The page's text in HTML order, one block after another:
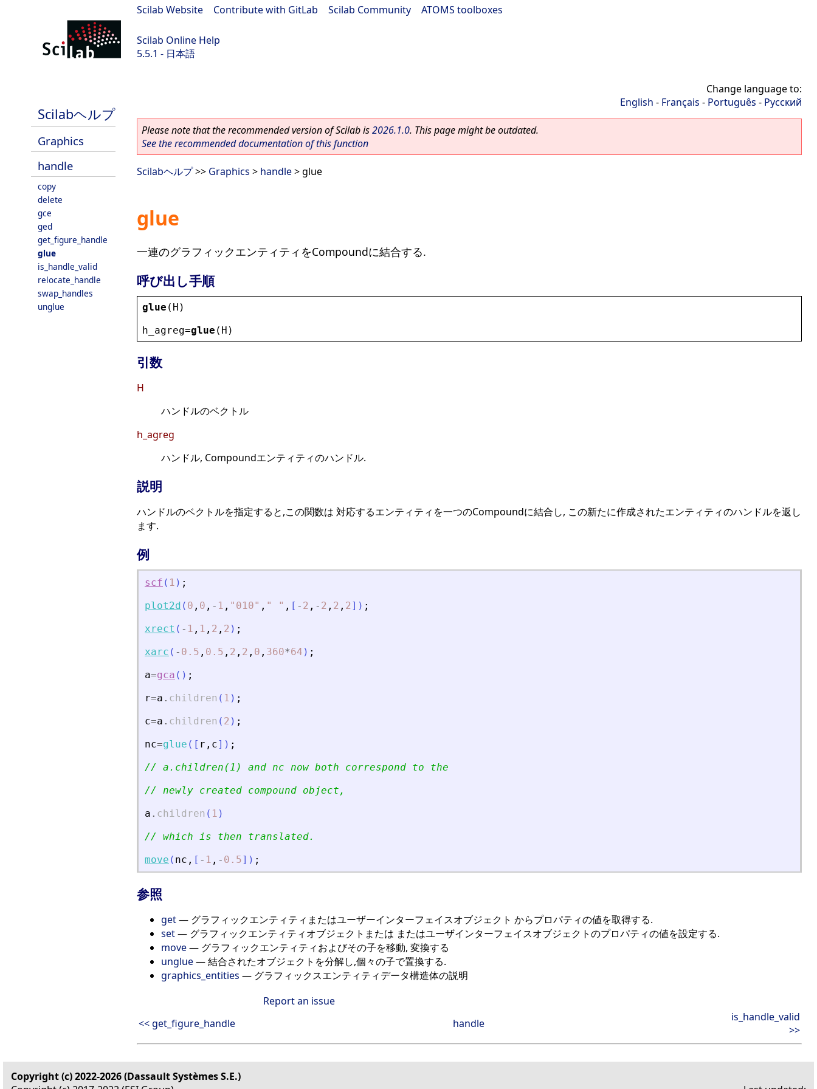
Scilab Website Contribute with GitLab Scilab Community ATOMS toolboxes
Scilab Online Help
5.5.1 - 日本語
Scilabヘルプ
Graphics
handle
copy
delete
gce
ged
get_figure_handle
glue
is_handle_valid
relocate_handle
swap_handles
unglue
Change language to:
English - Français - Português - Русский
Please note that the recommended version of Scilab is2026.1.0. This page might be outdated.
See the recommended documentation of this function
Scilabヘルプ>> Graphics > handle> glue
glue
一連のグラフィックエンティティをCompoundに結合する.
呼び出し手順
glue ( H )
h_agreg=glue ( H )
引数
H
ハンドルのベクトル
h_agreg
ハンドル, Compoundエンティティのハンドル.
説明
ハンドルのベクトルを指定すると,この関数は 対応するエンティティを一つのCompoundに結合し, この新たに作成されたエンティティのハンドルを返し
ます.
例
scf ( 1 ) ;
plot2d ( 0 , 0 , - 1 , " 010" , " " , [ - 2 , - 2 , 2 , 2] ) ;
xrect ( - 1 , 1 , 2 , 2 ) ;
xarc ( - 0.5 , 0.5 , 2 , 2 , 0 , 360*64 ) ;
a=gca ( ) ;
r=a . children ( 1 ) ;
c=a . children ( 2 ) ;
nc=glue ( [ r , c] ) ;
// a.children(1) and nc now both correspond to the
// newly created compound object,
a . children ( 1 )
// which is then translated.
move ( nc , [ - 1 , - 0.5] ) ;
参照
get— グラフィックエンティティまたはユーザーインターフェイスオブジェクト からプロパティの値を取得する.
set— グラフィックエンティティオブジェクトまたは またはユーザインターフェイスオブジェクトのプロパティの値を設定する.
move— グラフィックエンティティおよびその子を移動, 変換する
unglue— 結合されたオブジェクトを分解し,個々の子で置換する.
graphics_entities — グラフィックスエンティティデータ構造体の説明
Report an issue
<< get_figure_handle
handle
is_handle_valid
>>
Copyright (c) 2022-2026 (Dassault Systèmes S.E.)